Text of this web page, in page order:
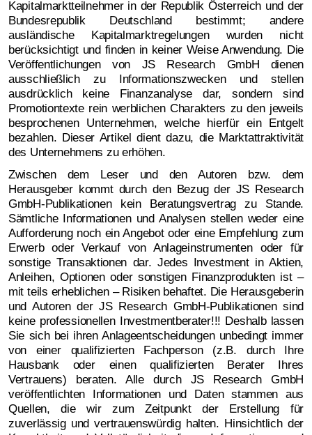
Kapitalmarktteilnehmer in der Republik Österreich und der
Bundesrepublik Deutschland bestimmt; andere
ausländische Kapitalmarktregelungen wurden nicht
berücksichtigt und finden in keiner Weise Anwendung. Die
Veröffentlichungen von JS Research GmbH dienen
ausschließlich zu Informationszwecken und stellen
ausdrücklich keine Finanzanalyse dar, sondern sind
Promotiontexte rein werblichen Charakters zu den jeweils
besprochenen Unternehmen, welche hierfür ein Entgelt
bezahlen. Dieser Artikel dient dazu, die Marktattraktivität
des Unternehmens zu erhöhen.
Zwischen dem Leser und den Autoren bzw. dem
Herausgeber kommt durch den Bezug der JS Research
GmbH-Publikationen kein Beratungsvertrag zu Stande.
Sämtliche Informationen und Analysen stellen weder eine
Aufforderung noch ein Angebot oder eine Empfehlung zum
Erwerb oder Verkauf von Anlageinstrumenten oder für
sonstige Transaktionen dar. Jedes Investment in Aktien,
Anleihen, Optionen oder sonstigen Finanzprodukten ist –
mit teils erheblichen – Risiken behaftet. Die Herausgeberin
und Autoren der JS Research GmbH-Publikationen sind
keine professionellen Investmentberater!!! Deshalb lassen
Sie sich bei ihren Anlageentscheidungen unbedingt immer
von einer qualifizierten Fachperson (z.B. durch Ihre
Hausbank oder einen qualifizierten Berater Ihres
Vertrauens) beraten. Alle durch JS Research GmbH
veröffentlichten Informationen und Daten stammen aus
Quellen, die wir zum Zeitpunkt der Erstellung für
zuverlässig und vertrauenswürdig halten. Hinsichtlich der